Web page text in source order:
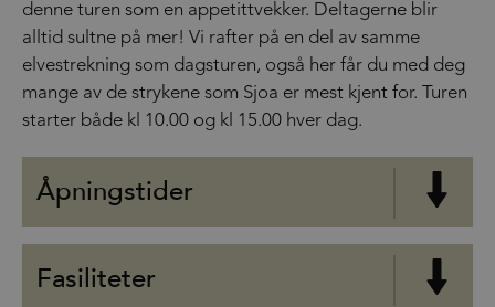
denne turen som en appetittvekker. Deltagerne blir
alltid sultne på mer! Vi rafter på en del av samme
elvestrekning som dagsturen, også her får du med deg
mange av de strykene som Sjoa er mest kjent for. Turen
starter både kl 10.00 og kl 15.00 hver dag.
Åpningstider
Fasiliteter